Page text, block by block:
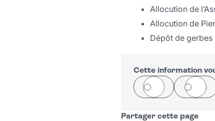
Allocution de
Allocution de
Dépôt de gerbes
Cette information
Oui Non
Partager cette page